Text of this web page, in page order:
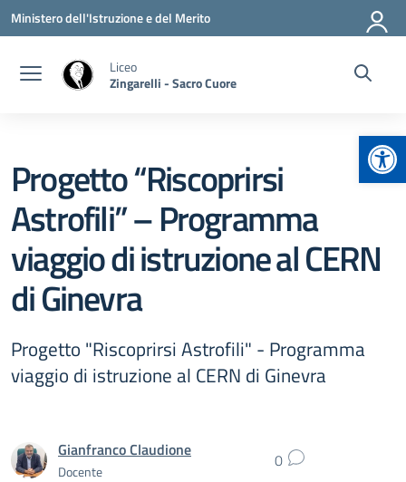
Vai ai contenuti
Vai al menu di navigazione
Vai al footer
Ministero dell'Istruzione e del Merito
Liceo
Zingarelli - Sacro Cuore
Progetto “Riscoprirsi
Astrofili” – Programma
viaggio di istruzione al CERN
di Ginevra
Progetto "Riscoprirsi Astrofili" - Programma
viaggio di istruzione al CERN di Ginevra
Gianfranco Claudione
Docente 0